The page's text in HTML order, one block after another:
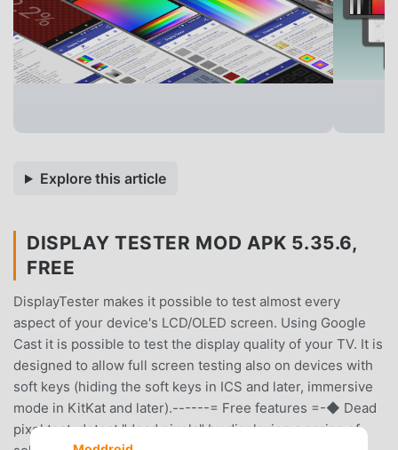
Explore this article
DISPLAY TESTER MOD APK 5.35.6,
FREE
DisplayTester makes it possible to test almost every
aspect of your device's LCD/OLED screen. Using Google
Cast it is possible to test the display quality of your TV. It is
designed to allow full screen testing also on devices with
soft keys (hiding the soft keys in ICS and later, immersive
mode in KitKat and later).------= Free features =-◆ Dead
pixel test: detect "dead pixels" by displaying a series of